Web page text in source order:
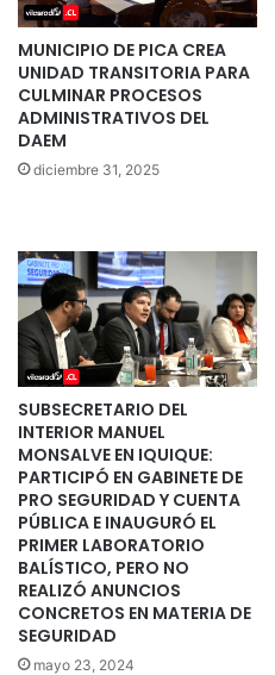
MUNICIPIO DE PICA CREA
UNIDAD TRANSITORIA PARA
CULMINAR PROCESOS
ADMINISTRATIVOS DEL
DAEM
diciembre 31, 2025
SUBSECRETARIO DEL
INTERIOR MANUEL
MONSALVE EN IQUIQUE:
PARTICIPÓ EN GABINETE DE
PRO SEGURIDAD Y CUENTA
PÚBLICA E INAUGURÓ EL
PRIMER LABORATORIO
BALÍSTICO, PERO NO
REALIZÓ ANUNCIOS
CONCRETOS EN MATERIA DE
SEGURIDAD
mayo 23, 2024